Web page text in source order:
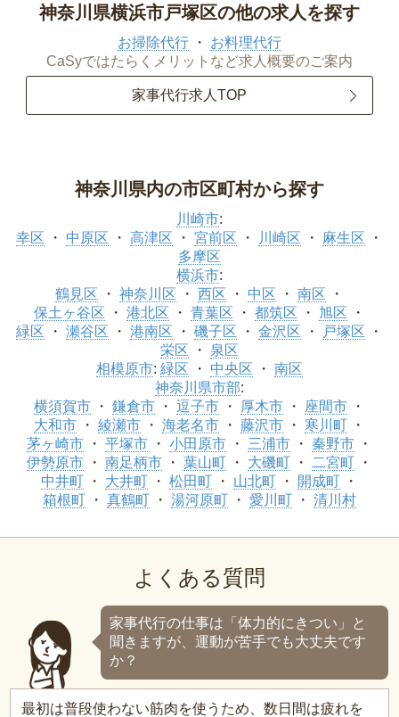
神奈川県横浜市戸塚区の他の求人を探す
お掃除代行
お料理代行
CaSyではたらくメリットなど求人概要のご案内
家事代行求人TOP
神奈川県内の市区町村から探す
川崎市:
幸区
中原区 高津区 宮前区 川崎区
麻生区
多摩区
横浜市:
鶴見区
神奈川区 西区 中区
南区
保土ヶ谷区
港北区 青葉区 都筑区
旭区
緑区
瀬谷区 港南区 磯子区 金沢区
戸塚区
栄区
泉区
相模原市: 緑区 中央区
南区
神奈川県市部:
横須賀市
鎌倉市 逗子市 厚木市
座間市
大和市
綾瀬市 海老名市 藤沢市
寒川町
茅ヶ崎市
平塚市 小田原市 三浦市
秦野市
伊勢原市
南足柄市 葉山町 大磯町
二宮町
中井町
大井町 松田町 山北町
開成町
箱根町
真鶴町 湯河原町 愛川町 清川村
よくある質問
家事代行の仕事は「体力的にきつい」と
聞きますが、運動が苦手でも大丈夫です
か？
最初は普段使わない筋肉を使うため、数日間は疲れを